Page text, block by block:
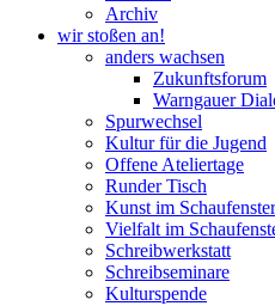
Archiv
wir stoßen an!
anders wachsen
Zukunftsforum
Warngauer
Spurwechsel
Kultur für die Jugend
Offene Ateliertage
Runder Tisch
Kunst im Schaufenster
Vielfalt im
Schreibwerkstatt
Schreibseminare
Kulturspende